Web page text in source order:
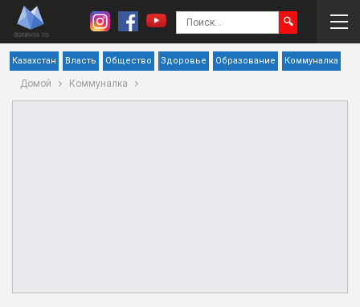
Казахстан Власть Общество Здоровье Образование Коммуналка
Домой Коммуналка